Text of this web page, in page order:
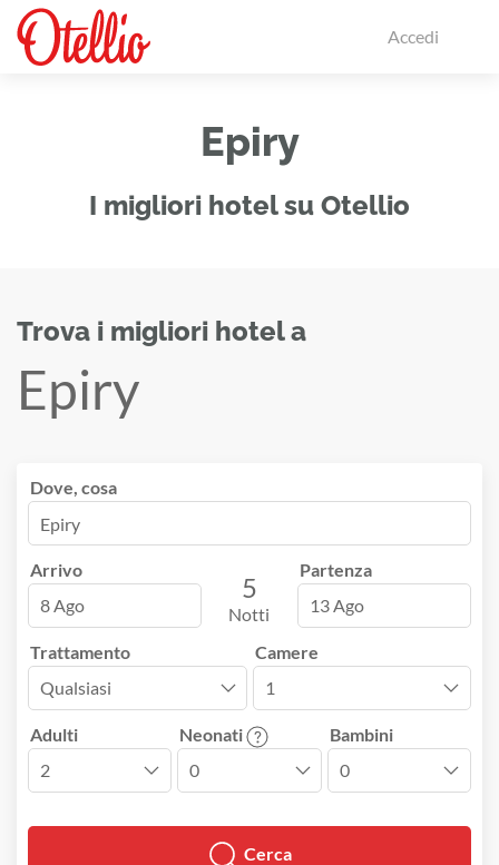
Accedi
Epiry
I migliori hotel su Otellio
Trova i migliori hotel a
Epiry
Dove, cosa
Arrivo
8 Ago
5
Notti
Partenza
13 Ago
Trattamento Camere
Adulti Neonati Bambini
Cerca